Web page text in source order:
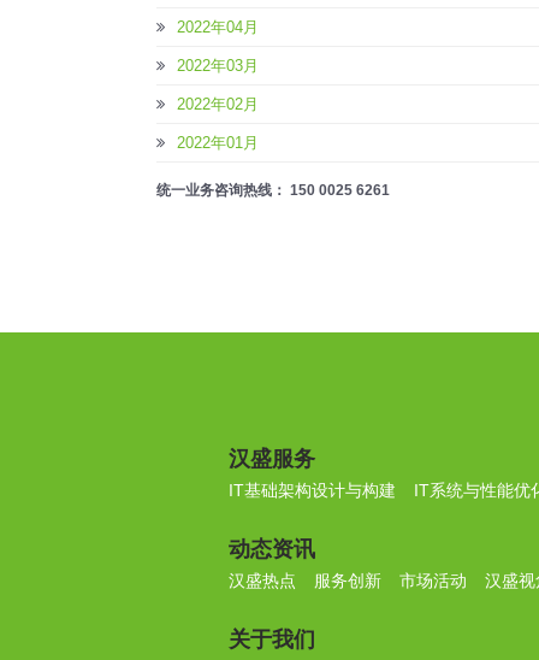
2022年04月
2022年03月
2022年02月
2022年01月
统一业务咨询热线： 150 0025 6261
汉盛服务
IT基础架构设计与构建 IT系统与性能优
动态资讯
汉盛热点 服务创新 市场活动 汉盛视
关于我们